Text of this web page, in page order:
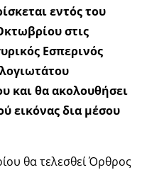
εντός του
στις
Εσπερινός
και θα ακολουθήσει
εικόνας δια μέσου
θα τελεσθεί Όρθρος